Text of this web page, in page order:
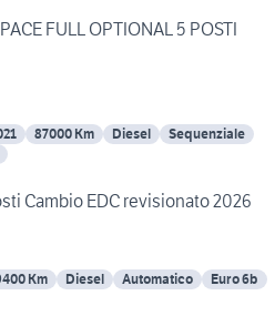
FULL OPTIONAL 5 POSTI
87000 Km Diesel
Sequenziale
Cambio EDC revisionato 2026
Km Diesel Automatico Euro 6b